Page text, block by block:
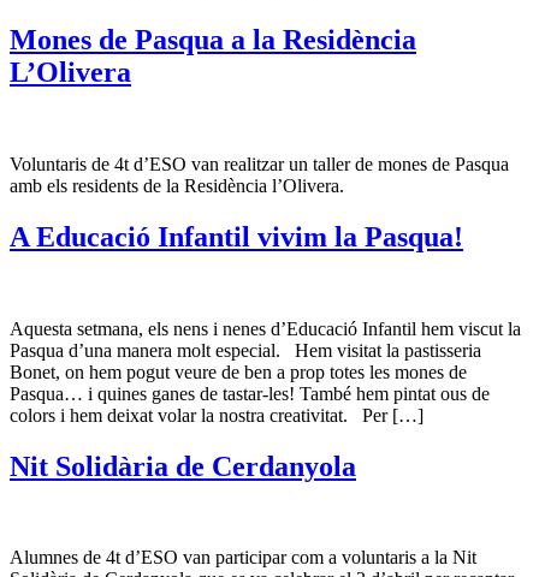
Mones de Pasqua a la Residència
L’Olivera
Voluntaris de 4t d’ESO van realitzar un taller de mones de Pasqua
amb els residents de la Residència l’Olivera.
A Educació Infantil vivim la Pasqua!
Aquesta setmana, els nens i nenes d’Educació Infantil hem viscut la
Pasqua d’una manera molt especial. Hem visitat la pastisseria
Bonet, on hem pogut veure de ben a prop totes les mones de
Pasqua… i quines ganes de tastar-les! També hem pintat ous de
colors i hem deixat volar la nostra creativitat. Per […]
Nit Solidària de Cerdanyola
Alumnes de 4t d’ESO van participar com a voluntaris a la Nit